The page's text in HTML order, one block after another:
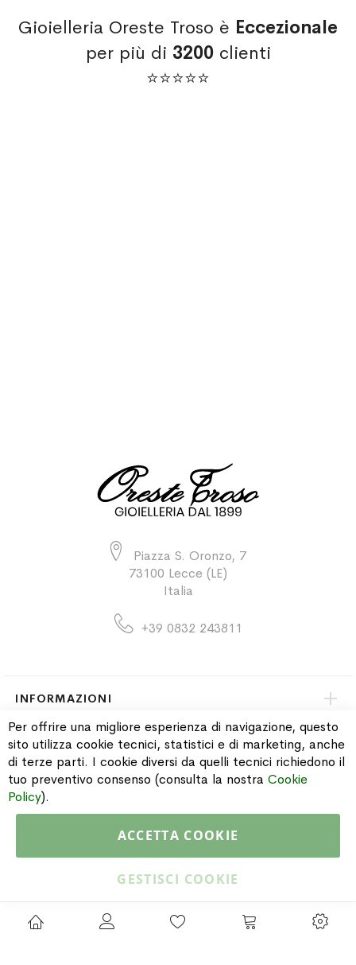
Gioielleria Oreste Troso è Eccezionale
per più di 3200clienti
⭐⭐⭐⭐⭐
Piazza S. Oronzo, 7
73100 Lecce (LE)
Italia
+39 0832 243811
INFORMAZIONI
PAGAMENTI & SPEDIZIONI
CATALOGO
Copyright © 2015 Gioielleria Oreste Troso. All rights reserved. P. IVA
IT02064590751
Privacy Policy Cookie Policy
Per offrire una migliore esperienza di navigazione, questo
sito utilizza cookie tecnici, statistici e di marketing, anche
di terze parti. I cookie diversi da quelli tecnici richiedono il
tuo preventivo consenso (consulta la nostra Cookie
Policy).
ACCETTA COOKIE
GESTISCI COOKIE